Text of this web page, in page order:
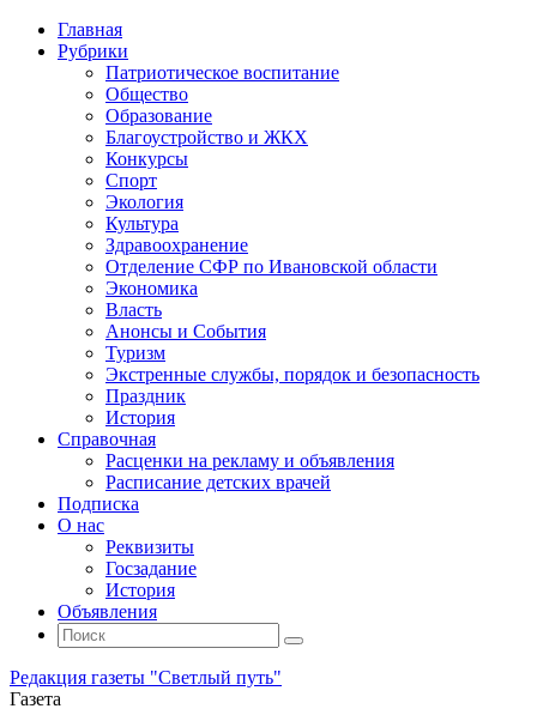
Главная
Рубрики
Патриотическое воспитание
Общество
Образование
Благоустройство и ЖКХ
Конкурсы
Спорт
Экология
Культура
Здравоохранение
Отделение СФР по Ивановской области
Экономика
Власть
Анонсы и События
Туризм
Экстренные службы, порядок и безопасность
Праздник
История
Справочная
Расценки на рекламу и объявления
Расписание детских врачей
Подписка
О нас
Реквизиты
Госзадание
История
Объявления
Поиск
Искать:
Поиск
Редакция газеты "Светлый путь"
Газета